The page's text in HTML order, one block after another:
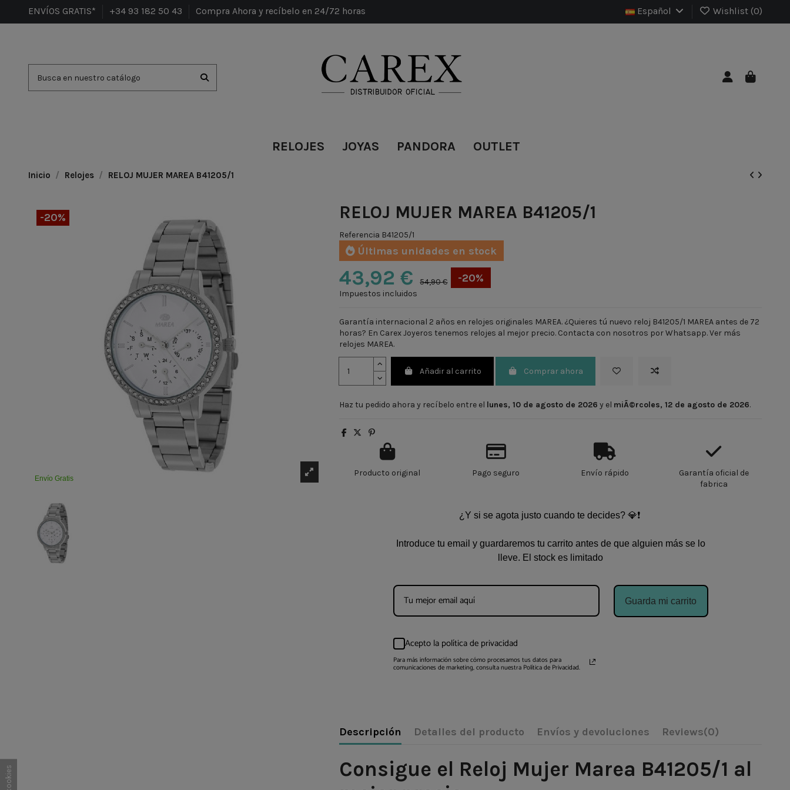
ENVÍOS GRATIS* +34 93 182 50 43 Compra Ahora y recíbelo en 24/72 horas Español Wishlist (0)
RELOJES JOYAS PANDORA OUTLET
Inicio Relojes RELOJ MUJER MAREA B41205/1
Envío Gratis
-20% RELOJ MUJER MAREA B41205/1
Referencia B41205/1
Últimas unidades en stock
43,92 € 54,90 € -20%
Impuestos incluidos
Garantía internacional 2 años en relojes originales MAREA. ¿Quieres tú nuevo reloj B41205/1 MAREA antes de 72
horas? En Carex Joyeros tenemos relojes al mejor precio. Contacta con nosotros por Whatsapp.Ver más
relojes MAREA.
Añadir al carrito Comprar ahora
Haz tu pedido ahora y recíbelo entre el lunes, 10 de agosto de 2026 y el miÃ©rcoles, 12 de agosto de 2026.
Producto original Pago seguro Envío rápido
Garantía oficial de
fabrica
¿Y si se agota justo cuando te decides? 💎❗
Introduce tu email y guardaremos tu carrito antes de que alguien más se lo
lleve. El stock es limitado
Acepto la política de privacidad
Para más información sobre cómo procesamos tus datos para
comunicaciones de marketing, consulta nuestra Política de Privacidad.
Guarda mi carrito
Descripción Detalles del producto Envíos y devoluciones Reviews(0)
Consigue el Reloj Mujer Marea B41205/1 al